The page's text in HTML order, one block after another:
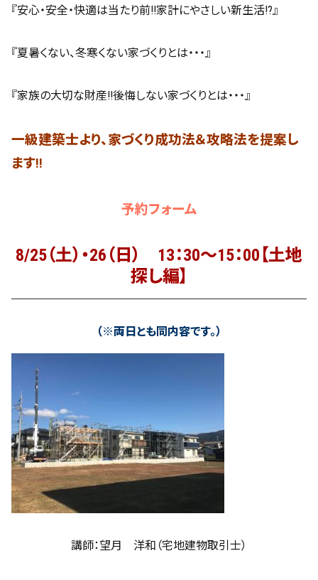
『安心・安全・快適は当たり前!!家計にやさしい新生活!?』
『夏暑くない、冬寒くない家づくりとは・・・』
『家族の大切な財産!!後悔しない家づくりとは・・・』
一級建築士より、家づくり成功法＆攻略法を提案し
ます!!
予約フォーム
8/25（土）・26（日） 13：30～15：00【土地
探し編】
（※両日とも同内容です。）
講師：望月 洋和（宅地建物取引士）